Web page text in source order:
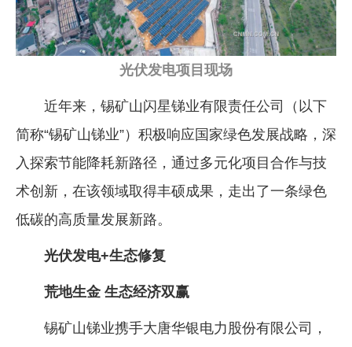
《资源再生》杂志
行情报价
光伏发电项目现场
近年来，锡矿山闪星锑业有限责任公司（以下
简称“锡矿山锑业”）积极响应国家绿色发展战略，深
入探索节能降耗新路径，通过多元化项目合作与技
术创新，在该领域取得丰硕成果，走出了一条绿色
低碳的高质量发展新路。
光伏发电+生态修复
荒地生金 生态经济双赢
锡矿山锑业携手大唐华银电力股份有限公司，